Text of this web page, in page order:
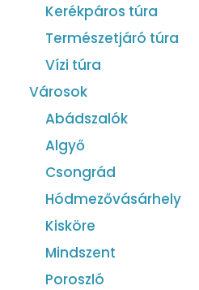
Kerékpáros túra
Természetjáró túra
Vízi túra
Városok
Abádszalók
Algyő
Csongrád
Hódmezővásárhely
Kisköre
Mindszent
Poroszló